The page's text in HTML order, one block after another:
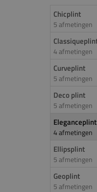
Chicplint
5 afmetingen
4 afmetingen
Curveplint
5 afmetingen
Deco plint
5 afmetingen
Eleganceplint
4 afmetingen
Ellipsplint
5 afmetingen
Geoplint
5 afmetingen